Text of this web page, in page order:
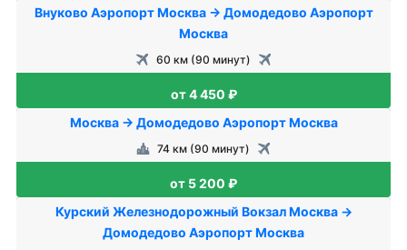
Внуково Аэропорт Москва → Домодедово Аэропорт
Москва
60 км (90 минут)
от 4 450 ₽
Москва → Домодедово Аэропорт Москва
74 км (90 минут)
от 5 200 ₽
Курский Железнодорожный Вокзал Москва →
Домодедово Аэропорт Москва